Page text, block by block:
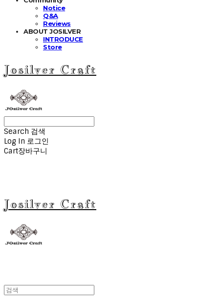
Notice
Q&A
Reviews
ABOUT JOSILVER
INTRODUCE
Store
Josilver Craft
Search 검색
Log In 로그인
Cart장바구니
Josilver Craft